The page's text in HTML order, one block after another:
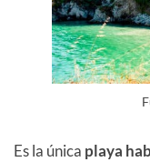
Es la única playa